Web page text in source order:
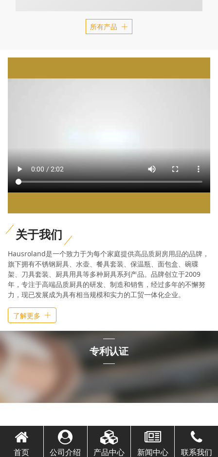
所有产品
关于我们
Hausroland是一个致力于为每个家庭提供高品质厨房用品的品牌，
旗下拥有不锈钢厨具、水壶、餐具套装、保温瓶、面包盒、碗碟
架、刀具套装、厨具用具等多种厨具系列产品。品牌创立于2009
年，专注于高端品质厨具的研发、制造和销售，经过多年的不懈努
力，现已发展成为具有相当规模和实力的工贸一体化企业。
了解更多
专利认证
首页 公司介绍 产品中心 新闻中心 联系我们